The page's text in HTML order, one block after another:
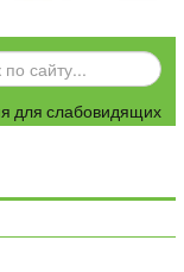
для слабовидящих